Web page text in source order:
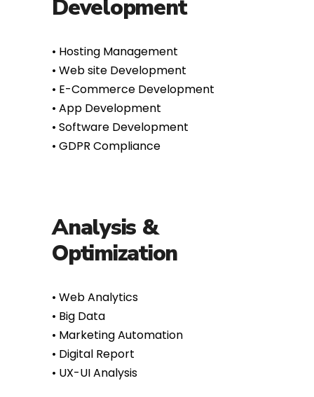
•⁠ ⁠Hosting Management
•⁠ ⁠E-Commerce Development
•⁠ ⁠App Development
•⁠ ⁠Software Development
•⁠ ⁠GDPR Compliance
Optimization
•⁠ ⁠Web Analytics
•⁠ ⁠Marketing Automation
•⁠ ⁠Digital Report
•⁠ ⁠UX-UI Analysis